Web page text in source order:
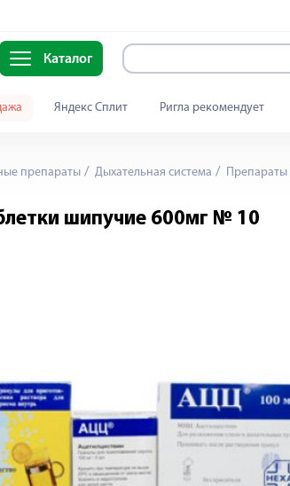
Каталог
Яндекс Сплит Ригла рекомендует
препараты Дыхательная система
шипучие 600мг № 10